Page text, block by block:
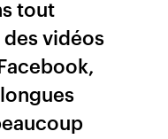
tout
vidéos